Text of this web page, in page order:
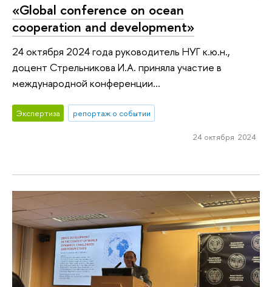
«Global conference on ocean
cooperation and development»
24 октября 2024 года руководитель НУГ к.ю.н.,
доцент Стрельникова И.А. приняла участие в
международной конференции...
Экспертиза репортаж о событии
24 октября 2024